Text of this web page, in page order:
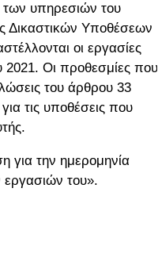
των υπηρεσιών του
Δικαστικών Υποθέσεων
οι εργασίες
2021. Οι προθεσμίες που
του άρθρου 33
τις υποθέσεις που
για την ημερομηνία
του».